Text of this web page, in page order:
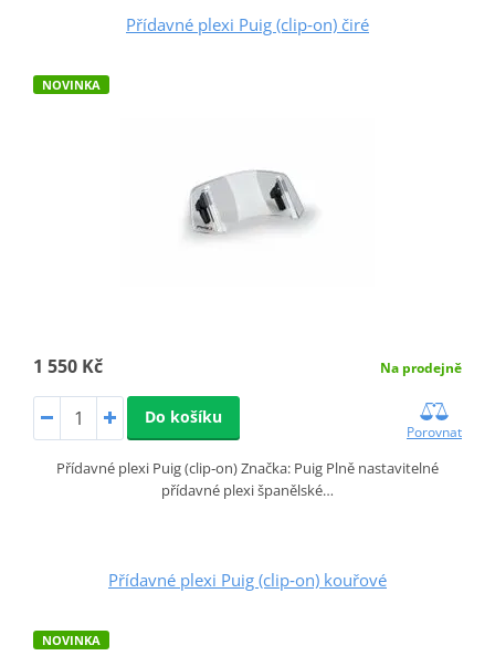
Přídavné plexi Puig (clip‑on) čiré
NOVINKA
1 550 Kč Na prodejně
Do košíku
Porovnat
Přídavné plexi Puig (clip‑on) Značka: Puig Plně nastavitelné
přídavné plexi španělské…
Přídavné plexi Puig (clip‑on) kouřové
NOVINKA